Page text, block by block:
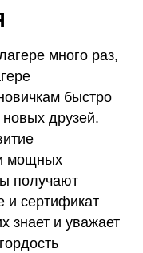
много раз,
быстро
новых друзей.
мощных
получают
и сертификат
знает и уважает